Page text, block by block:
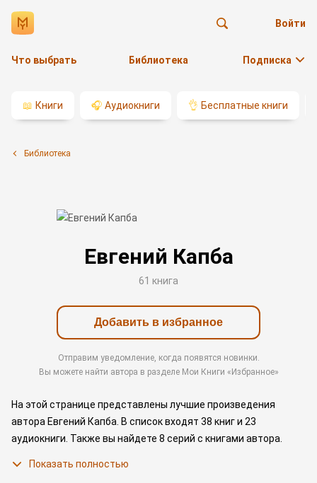
Что выбрать Библиотека Подписка
Войти
📖 Книги 🎧 Аудиокниги 👌 Бесплатные книги
Библиотека
Евгений Капба
61 книга
Добавить в избранное
Отправим уведомление, когда появятся новинки.
Вы можете найти автора в разделе Мои Книги «Избранное»
На этой странице представлены лучшие произведения
автора Евгений Капба. В список входят 38 книг и 23
аудиокниги. Также вы найдете 8 серий с книгами автора.
Показать полностью